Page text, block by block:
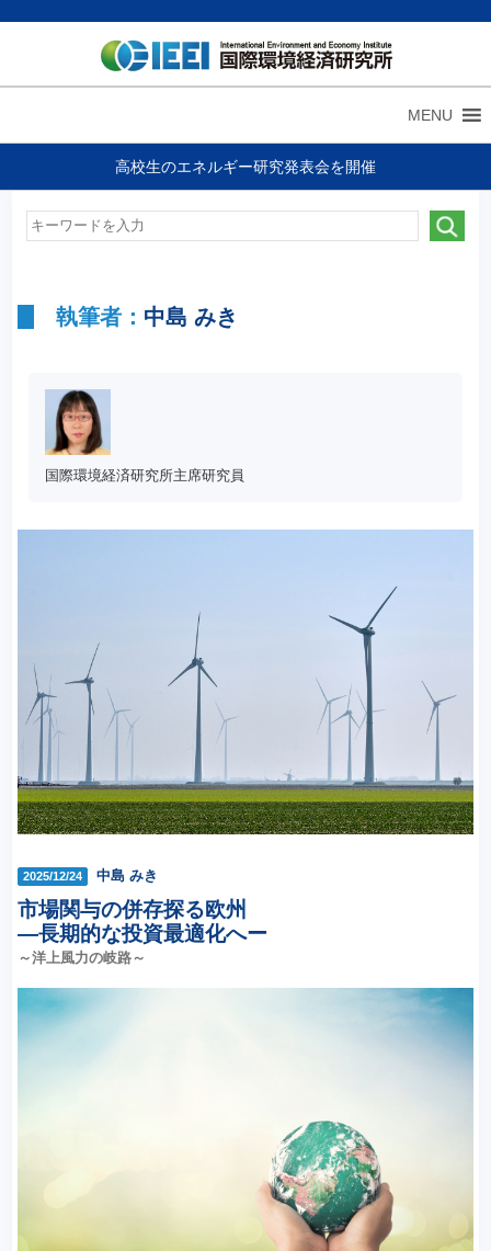
MENU
高校生のエネルギー研究発表会を開催
執筆者： 中島 みき
国際環境経済研究所主席研究員
2025/12/24 中島 みき
市場関与の併存探る欧州
―長期的な投資最適化へー
～洋上風力の岐路～